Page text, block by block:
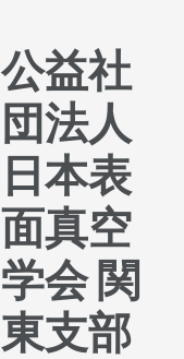
公益社
団法人
日本表
面真空
学会 関
東支部